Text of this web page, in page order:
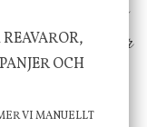
lilla extra för
OCH
VI MANUELLT